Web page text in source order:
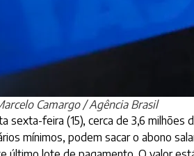
Camargo / Agência Brasil
sexta-feira (15), cerca de 3,6 milhões
mínimos, podem sacar o abono